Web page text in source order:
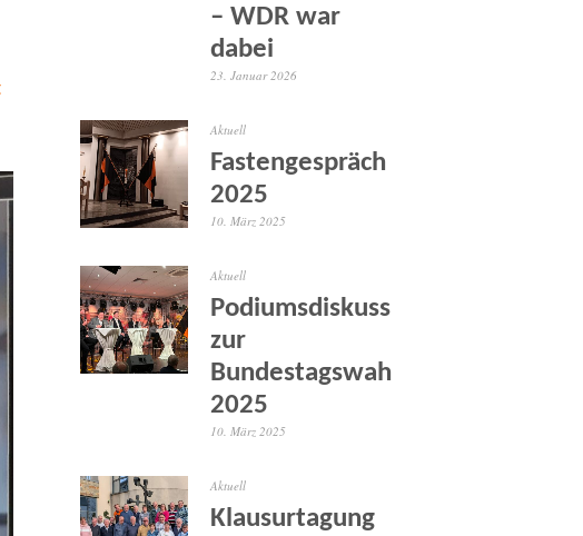
– WDR war
dabei
23. Januar 2026
Aktuell
Fastengespräch
2025
10. März 2025
Aktuell
Podiumsdiskussion
zur
Bundestagswahl
2025
10. März 2025
Aktuell
Klausurtagung